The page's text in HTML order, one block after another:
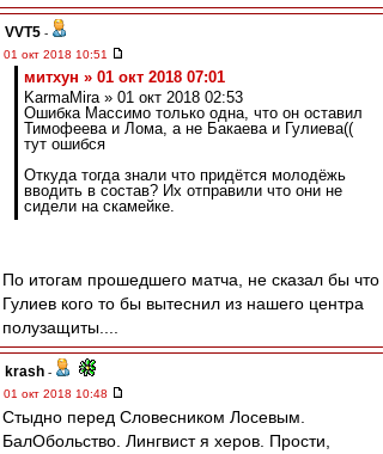
VVT5 -
01 окт 2018 10:51
митхун » 01 окт 2018 07:01
KarmaMira » 01 окт 2018 02:53
Ошибка Массимо только одна, что он оставил
Тимофеева и Лома, а не Бакаева и Гулиева((
тут ошибся
Откуда тогда знали что придётся молодёжь
вводить в состав? Их отправили что они не
сидели на скамейке.
По итогам прошедшего матча, не сказал бы что
Гулиев кого то бы вытеснил из нашего центра
полузащиты....
krash -
01 окт 2018 10:48
Стыдно перед Словесником Лосевым.
БалОбольство. Лингвист я херов. Прости,